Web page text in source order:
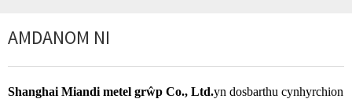
AMDANOM NI
Shanghai Miandi metel grŵp Co., Ltd.yn dosbarthu cynhyrchion